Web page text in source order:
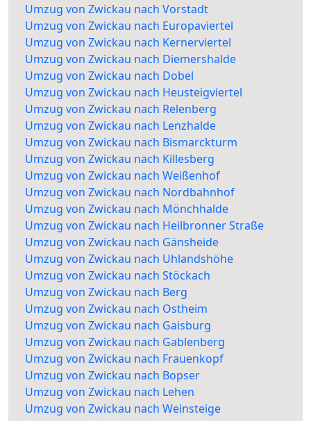
Umzug von Zwickau nach Vorstadt
Umzug von Zwickau nach Europaviertel
Umzug von Zwickau nach Kernerviertel
Umzug von Zwickau nach Diemershalde
Umzug von Zwickau nach Dobel
Umzug von Zwickau nach Heusteigviertel
Umzug von Zwickau nach Relenberg
Umzug von Zwickau nach Lenzhalde
Umzug von Zwickau nach Bismarckturm
Umzug von Zwickau nach Killesberg
Umzug von Zwickau nach Weißenhof
Umzug von Zwickau nach Nordbahnhof
Umzug von Zwickau nach Mönchhalde
Umzug von Zwickau nach Heilbronner Straße
Umzug von Zwickau nach Gänsheide
Umzug von Zwickau nach Uhlandshöhe
Umzug von Zwickau nach Stöckach
Umzug von Zwickau nach Berg
Umzug von Zwickau nach Ostheim
Umzug von Zwickau nach Gaisburg
Umzug von Zwickau nach Gablenberg
Umzug von Zwickau nach Frauenkopf
Umzug von Zwickau nach Bopser
Umzug von Zwickau nach Lehen
Umzug von Zwickau nach Weinsteige